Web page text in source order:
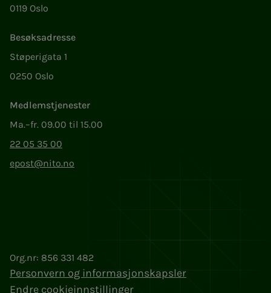
0119 Oslo
Besøksadresse
Støperigata 1
0250 Oslo
Medlemstjenester
Ma.–fr. 09.00 til 15.00
22 05 35 00
epost@nito.no
Org.nr: 856 331 482
Personvern og informasjonskapsler
Endre cookieinnstillinger